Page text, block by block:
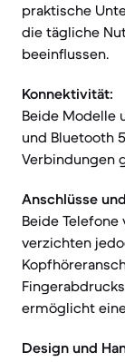
praktische
die tägliche
beeinflussen.
Konnektivität:
Beide Modelle
und Bluetooth
Verbindungen
Anschlüsse
Beide
verzichten
ermöglicht
Design und